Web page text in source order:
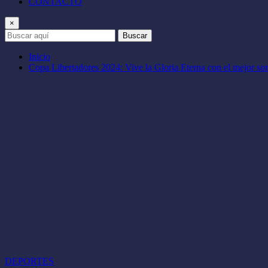
×
Buscar
Inicio
Copa Libertadores 2024: Vive la Gloria Eterna con el mejor
DEPORTES